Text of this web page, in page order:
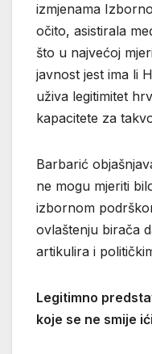
izmjenama
očito, asistirala
što u najvećoj
javnost jest ima li
uživa legitimitet
kapacitete za
Barbarić
ne mogu mjeriti
izbornom
ovlaštenju birača
artikulira i
Legitimno
koje se ne smije ići